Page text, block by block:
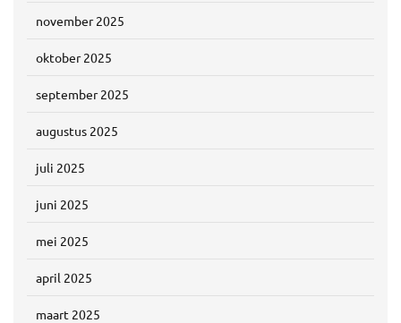
november 2025
oktober 2025
september 2025
augustus 2025
juli 2025
juni 2025
mei 2025
april 2025
maart 2025